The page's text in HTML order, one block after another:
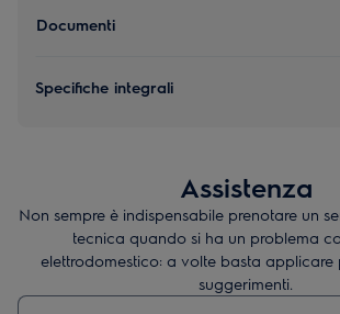
Documenti
Specifiche integrali
Assistenza
Non sempre è indispensabile prenotare un
tecnica quando si ha un problema
elettrodomestico: a volte basta applicare
suggerimenti.
Digita per cercare articoli di supporto